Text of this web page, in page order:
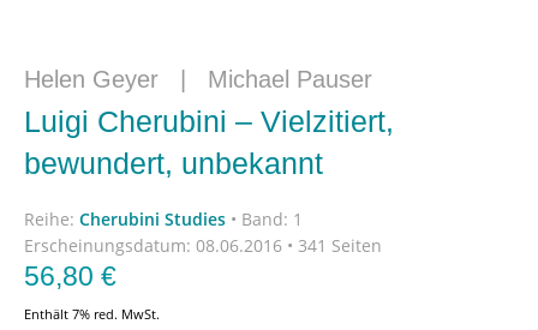
Helen Geyer Michael Pauser
Luigi Cherubini – Vielzitiert,
bewundert, unbekannt
Reihe: Cherubini Studies • Band: 1
Erscheinungsdatum: 08.06.2016 • 341 Seiten
56,80 €
Enthält 7% red. MwSt.